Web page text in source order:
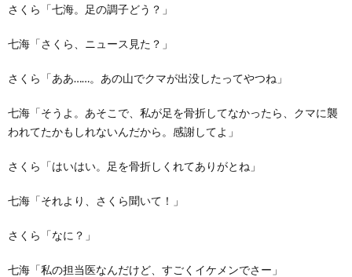
さくら「七海。足の調子どう？」
七海「さくら、ニュース見た？」
さくら「ああ……。あの山でクマが出没したってやつね」
七海「そうよ。あそこで、私が足を骨折してなかったら、クマに襲
われてたかもしれないんだから。感謝してよ」
さくら「はいはい。足を骨折しくれてありがとね」
七海「それより、さくら聞いて！」
さくら「なに？」
七海「私の担当医なんだけど、すごくイケメンでさー」